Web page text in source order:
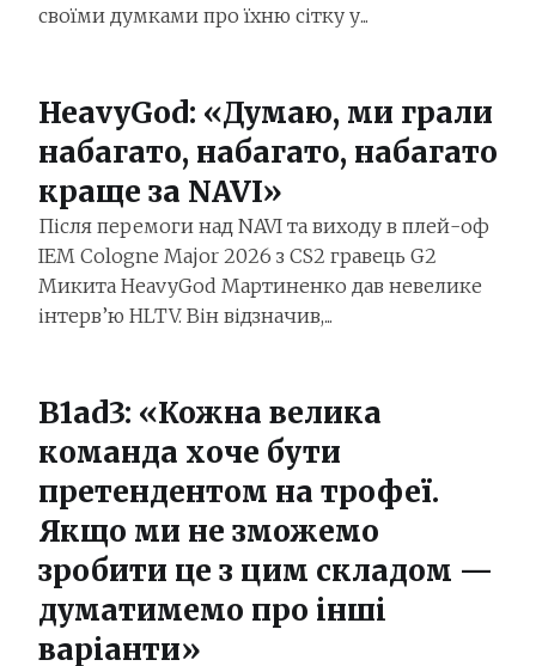
своїми думками про їхню сітку у...
HeavyGod: «Думаю, ми грали
набагато, набагато, набагато
краще за NAVI»
Після перемоги над NAVI та виходу в плей-оф
IEM Cologne Major 2026 з CS2 гравець G2
Микита HeavyGod⁠ Мартиненко дав невелике
інтерв’ю HLTV. Він відзначив,...
B1ad3: «Кожна велика
команда хоче бути
претендентом на трофеї.
Якщо ми не зможемо
зробити це з цим складом —
думатимемо про інші
варіанти»